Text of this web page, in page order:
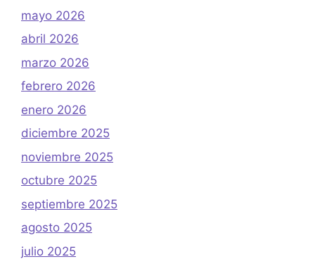
mayo 2026
abril 2026
marzo 2026
febrero 2026
enero 2026
diciembre 2025
noviembre 2025
octubre 2025
septiembre 2025
agosto 2025
julio 2025